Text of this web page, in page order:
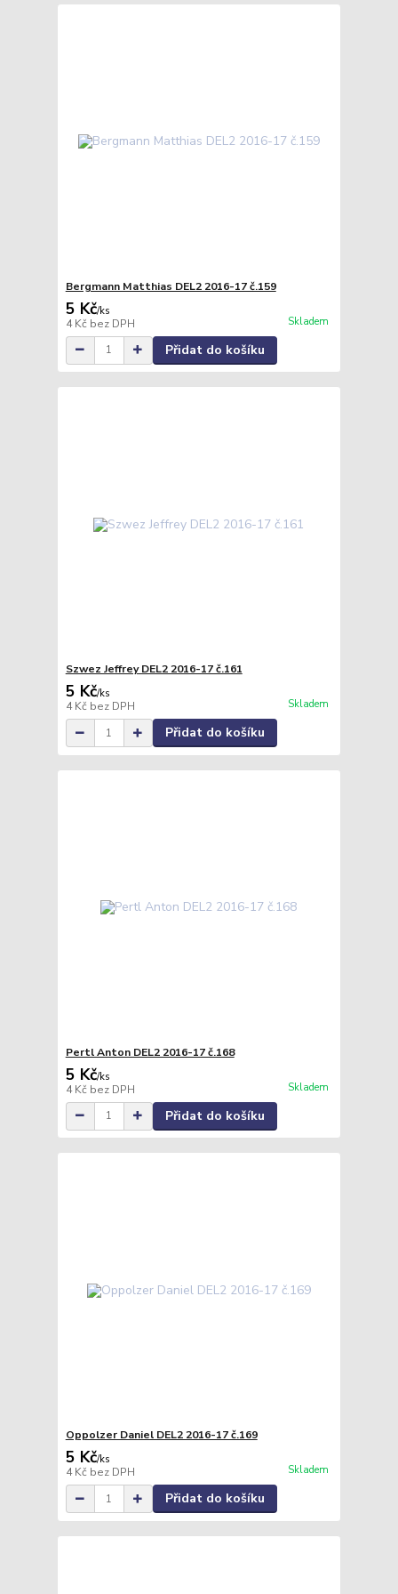
Bergmann Matthias DEL2 2016-17 č.159
5 Kč/ks
4 Kč bez DPH Skladem
Přidat do košíku
Szwez Jeffrey DEL2 2016-17 č.161
5 Kč/ks
4 Kč bez DPH Skladem
Přidat do košíku
Pertl Anton DEL2 2016-17 č.168
5 Kč/ks
4 Kč bez DPH Skladem
Přidat do košíku
Oppolzer Daniel DEL2 2016-17 č.169
5 Kč/ks
4 Kč bez DPH Skladem
Přidat do košíku